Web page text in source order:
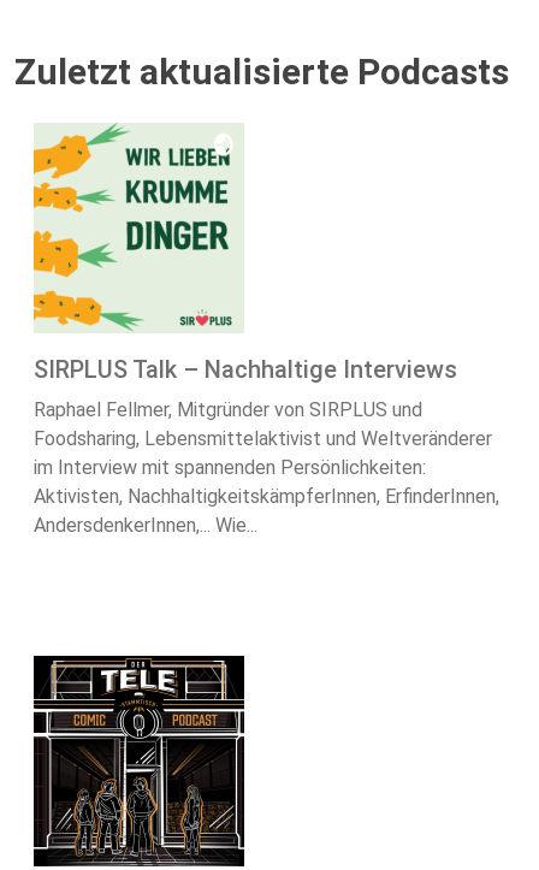
Zuletzt aktualisierte Podcasts
SIRPLUS Talk – Nachhaltige Interviews
Raphael Fellmer, Mitgründer von SIRPLUS und
Foodsharing, Lebensmittelaktivist und Weltveränderer
im Interview mit spannenden Persönlichkeiten:
Aktivisten, NachhaltigkeitskämpferInnen, ErfinderInnen,
AndersdenkerInnen,... Wie...